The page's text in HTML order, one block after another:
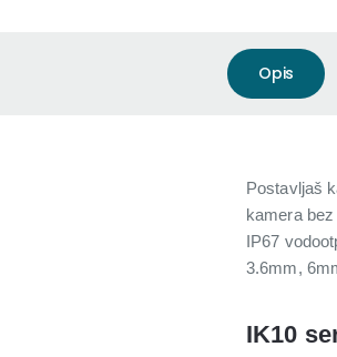
Opis
Postavljaš
kamera
IP67
3.6mm,
IK10